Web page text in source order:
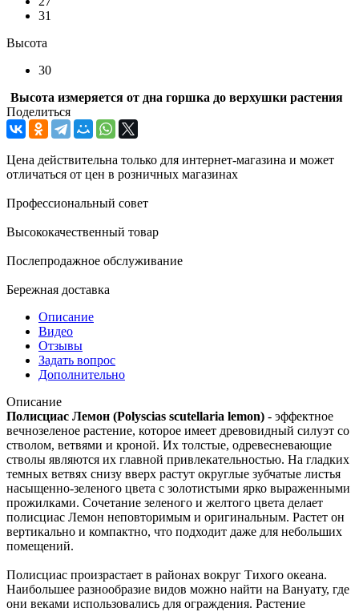
31
Высота
30
Высота измеряется от дна горшка до верхушки растения
Поделиться
Цена действительна только для интернет-магазина и может
отличаться от цен в розничных магазинах
Профессиональный совет
Высококачественный товар
Послепродажное обслуживание
Бережная доставка
Описание
Видео
Отзывы
Задать вопрос
Дополнительно
Описание
Полисциас Лемон (Polyscias scutellaria lemon) - эффектное
вечнозеленое растение, которое имеет древовидный силуэт со
стволом, ветвями и кроной. Их толстые, одревесневающие
стволы являются их главной привлекательностью. На гладких
темных ветвях снизу вверх растут округлые зубчатые листья
насыщенно-зеленого цвета с золотистыми ярко выраженными
прожилками. Сочетание зеленого и желтого цвета делает
полисциас Лемон неповторимым и оригинальным. Растет он
вертикально и компактно, что подходит даже для небольших
помещений.
Полисциас произрастает в районах вокруг Тихого океана.
Наибольшее разнообразие видов можно найти на Вануату, где
они веками использовались для ограждения. Растение